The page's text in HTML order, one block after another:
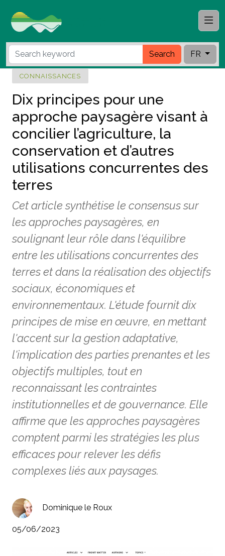
Search FR
CONNAISSANCES
Dix principes pour une
approche paysagère visant à
concilier l’agriculture, la
conservation et d’autres
utilisations concurrentes des
terres
Cet article synthétise le consensus sur
les approches paysagères, en
soulignant leur rôle dans l'équilibre
entre les utilisations concurrentes des
terres et dans la réalisation des objectifs
sociaux, économiques et
environnementaux. L'étude fournit dix
principes de mise en œuvre, en mettant
l'accent sur la gestion adaptative,
l'implication des parties prenantes et les
objectifs multiples, tout en
reconnaissant les contraintes
institutionnelles et de gouvernance. Elle
affirme que les approches paysagères
comptent parmi les stratégies les plus
efficaces pour relever les défis
complexes liés aux paysages.
Dominique le Roux
05/06/2023